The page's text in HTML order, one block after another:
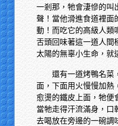
一剎那，牠會淒慘的叫
聲！當他滑進食道裡面
動！而吃它的高級人類
舌頭回味著這一道人間
太陽的無辜小生命，就
還有一道烤鴨名菜
面，下面用火慢慢加熱
愈燙的鐵皮上面，牠便
當牠走得汗流滿身，口
去喝放在旁邊的一碗調